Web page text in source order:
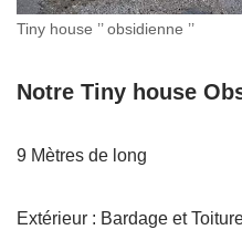
Tiny house ’’ obsidienne ’’
Notre Tiny house
9 Mètres de long
Extérieur : Bardage et